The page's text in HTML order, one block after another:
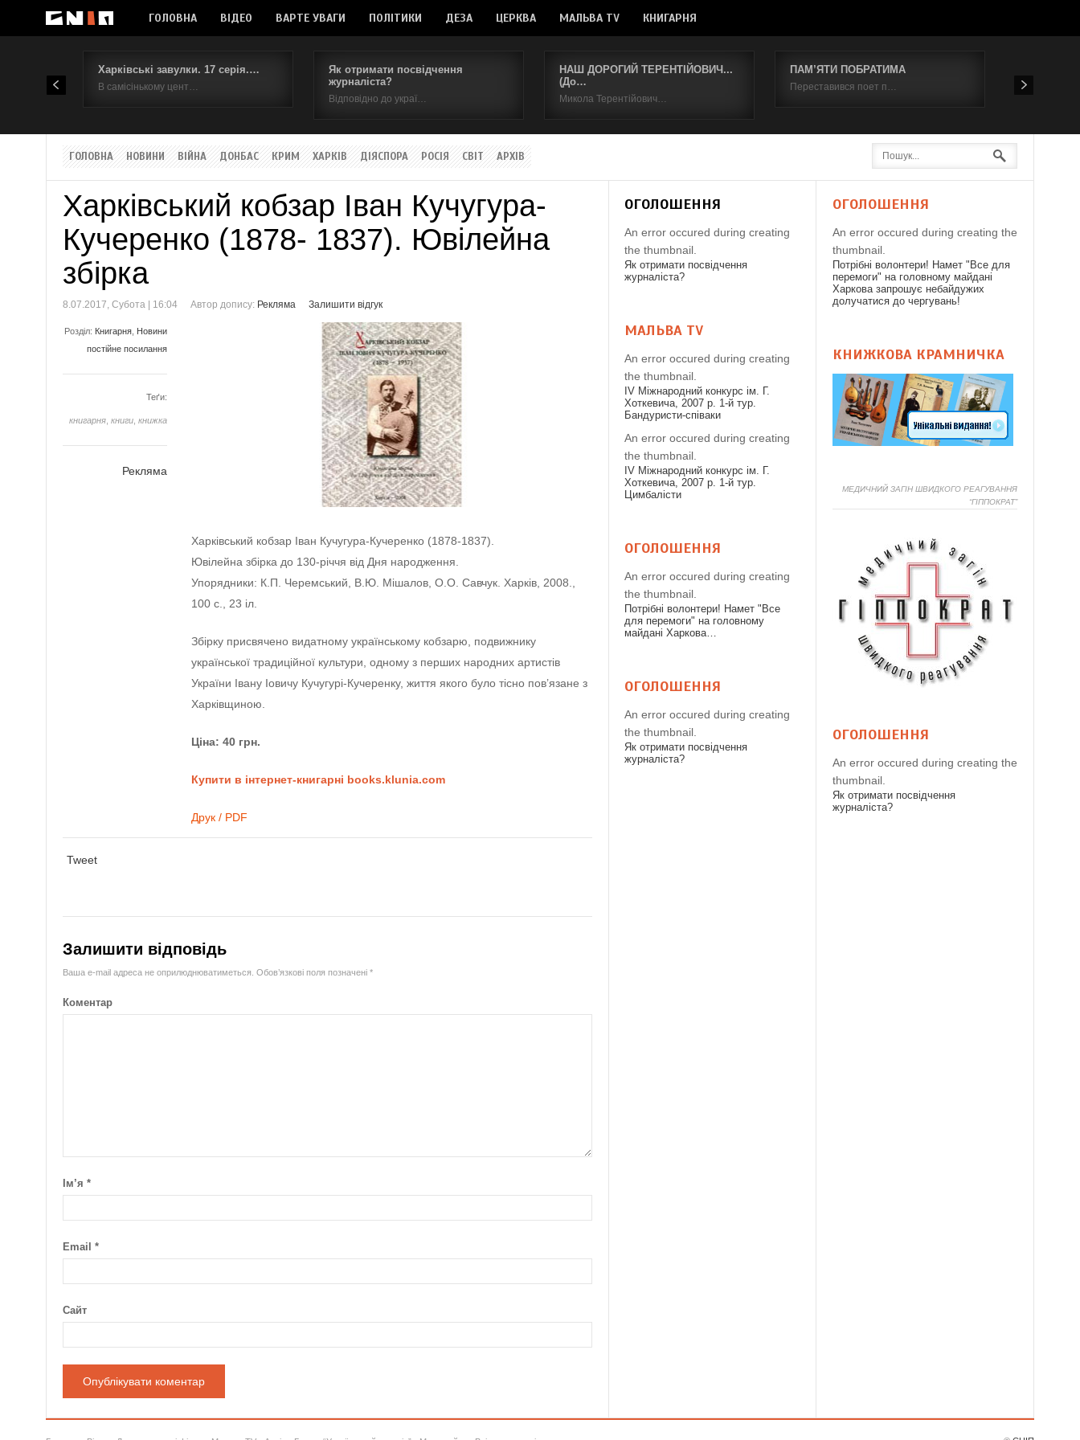
ГОЛОВНА ВІДЕО ВАРТЕ УВАГИ ПОЛІТИКИ ДЕЗА ЦЕРКВА МАЛЬВА TV КНИГАРНЯ
Харківські завулки. 17 серія.…
В самісінькому цент…
Як отримати посвідчення
журналіста?
Відповідно до украї…
НАШ ДОРОГИЙ ТЕРЕНТІЙОВИЧ...
(До…
Микола Терентійович…
ПАМ’ЯТИ ПОБРАТИМА
Переставився поет п… 19 червня
ГОЛОВНА НОВИНИ ВІЙНА ДОНБАС КРИМ ХАРКІВ ДІЯСПОРА РОСІЯ СВІТ АРХІВ
Харківський кобзар Іван Кучугура-
Кучеренко (1878- 1837). Ювілейна
збірка
8.07.2017, Субота | 16:04 Автор допису: Рекляма Залишити відгук
Розділ: Книгарня Новини
постійне посилання
Теґи:
книгарня книги книжка
Рекляма
Харківський кобзар Іван Кучугура-Кучеренко (1878-1837).
Ювілейна збірка до 130-річчя від Дня народження.
Упорядники: К.П. Черемський, В.Ю. Мішалов, О.О. Савчук. Харків, 2008.,
100 с., 23 іл.
Збірку присвячено видатному українському кобзарю, подвижнику
української традиційної культури, одному з перших народних артистів
України Івану Іовичу Кучугурі-Кучеренку, життя якого було тісно пов’язане з
Харківщиною.
Ціна: 40 грн.
Купити в інтернет-книгарні books.klunia.com
Друк / PDF
Tweet
Залишити відповідь
Ваша e-mail адреса не оприлюднюватиметься. Обов’язкові поля позначені *
Коментар
Ім’я *
Email *
Сайт
ОГОЛОШЕННЯ
An error occured during creating
the thumbnail.
Як отримати посвідчення
журналіста?
МАЛЬВА TV
An error occured during creating
the thumbnail.
IV Міжнародний конкурс ім. Г.
Хоткевича, 2007 р. 1-й тур.
Бандуристи-співаки
An error occured during creating
the thumbnail.
IV Міжнародний конкурс ім. Г.
Хоткевича, 2007 р. 1-й тур.
Цимбалісти
ОГОЛОШЕННЯ
An error occured during creating
the thumbnail.
Потрібні волонтери! Намет "Все
для перемоги" на головному
майдані Харкова…
ОГОЛОШЕННЯ
An error occured during creating
the thumbnail.
Як отримати посвідчення
журналіста?
ОГОЛОШЕННЯ
An error occured during creating the
thumbnail.
Потрібні волонтери! Намет "Все для
перемоги" на головному майдані
Харкова запрошує небайдужих
долучатися до чергувань!
КНИЖКОВА КРАМНИЧКА
МЕДИЧНИЙ ЗАГІН ШВИДКОГО РЕАГУВАННЯ
“ГІППОКРАТ”
ОГОЛОШЕННЯ
An error occured during creating the
thumbnail.
Як отримати посвідчення
журналіста?